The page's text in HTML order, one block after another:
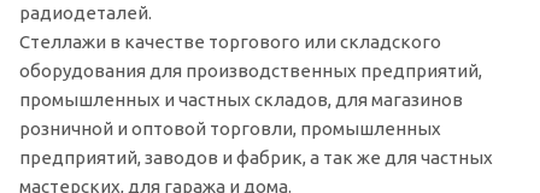
радиодеталей.
Стеллажи в качестве торгового или складского
оборудования для производственных предприятий,
промышленных и частных складов, для магазинов
розничной и оптовой торговли, промышленных
предприятий, заводов и фабрик, а так же для частных
мастерских, для гаража и дома.